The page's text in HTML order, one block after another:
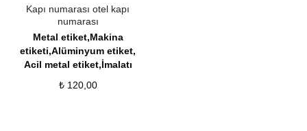
Kapı numarası otel kapı
numarası
Metal etiket,Makina
etiketi,Alüminyum etiket,
Acil metal etiket,İmalatı
₺120,00